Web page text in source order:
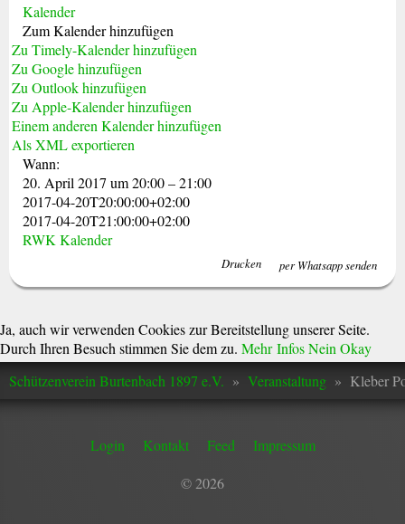
Kalender
Zum Kalender hinzufügen
Zu Timely-Kalender hinzufügen
Zu Google hinzufügen
Zu Outlook hinzufügen
Zu Apple-Kalender hinzufügen
Einem anderen Kalender hinzufügen
Als XML exportieren
Wann:
20. April 2017 um 20:00 – 21:00
2017-04-20T20:00:00+02:00
2017-04-20T21:00:00+02:00
RWK Kalender
per Whatsapp senden
Drucken
Schützenverein Burtenbach 1897 e.V. » Veranstaltung » Kleber
Login Kontakt Feed
Impressum
© 2026
Ja, auch wir verwenden Cookies zur Bereitstellung unserer Seite.
Durch Ihren Besuch stimmen Sie dem zu. Mehr InfosNein Okay